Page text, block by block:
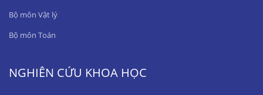
Bộ môn Vật lý
Bộ môn Toán
NGHIÊN CỨU KHOA HỌC